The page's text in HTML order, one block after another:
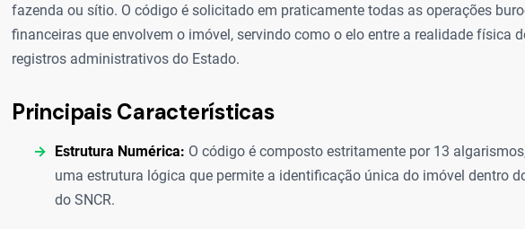
fazenda ou sítio. O código é solicitado em praticamente todas as operações
financeiras que envolvem o imóvel, servindo como o elo entre a realidade física
registros administrativos do Estado.
Principais Características
Estrutura Numérica: O código é composto estritamente por 13
uma estrutura lógica que permite a identificação única do imóvel dentro
do SNCR.